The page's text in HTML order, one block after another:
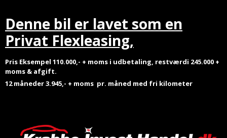
Denne bil er lavet som en
Privat Flexleasing,
Pris Eksempel 110.000,- + moms i udbetaling, restværdi 245.000 +
moms & afgift.
12 måneder 3.945,- + moms pr. måned med fri kilometer